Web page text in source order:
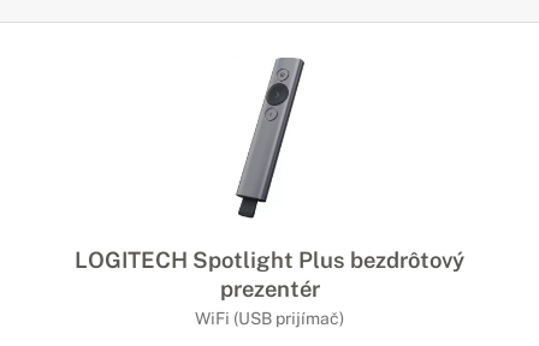
LOGITECH Spotlight Plus bezdrôtový
prezentér
WiFi (USB prijímač)